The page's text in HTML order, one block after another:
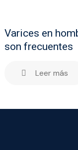
Varices en
son frecuentes
Leer más